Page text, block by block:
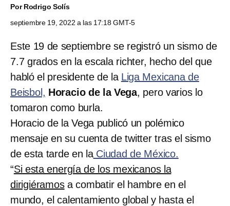
PorRodrigo Solís
septiembre 19, 2022 a las 17:18 GMT-5
Este 19 de septiembre se registró un sismo de
7.7 grados en la escala richter, hecho del que
habló el presidente de la Liga Mexicana de
Beisbol, Horacio de la Vega, pero varios lo
tomaron como burla.
Horacio de la Vega publicó un polémico
mensaje en su cuenta de twitter tras el sismo
de esta tarde en laCiudad de México.
“Si esta energía de los mexicanos la
dirigiéramosa combatir el hambre en el
mundo, el calentamiento global y hasta el